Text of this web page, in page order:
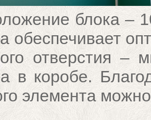
блока –
обеспечивает
отверстия –
в коробе.
элемента